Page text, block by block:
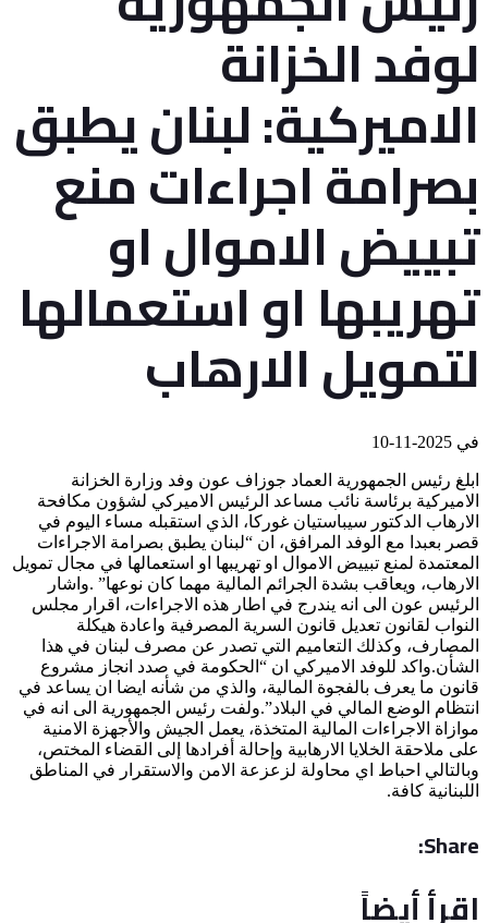
لوفد الخزانة
الاميركية: لبنان يطبق
بصرامة اجراءات منع
تبييض الاموال او
تهريبها او استعمالها
لتمويل الارهاب
في
ابلغ رئيس الجمهورية العماد جوزاف عون وفد وزارة الخزانة
الاميركية برئاسة نائب مساعد الرئيس الاميركي لشؤون مكافحة
الارهاب الدكتور سيباستيان غوركا، الذي استقبله مساء اليوم في
قصر بعبدا مع الوفد المرافق، ان “لبنان يطبق بصرامة الاجراءات
المعتمدة لمنع تبييض الاموال او تهريبها او استعمالها في مجال تمويل
الارهاب، ويعاقب بشدة الجرائم المالية مهما كان نوعها” .واشار
الرئيس عون الى انه يندرج في اطار هذه الاجراءات، اقرار مجلس
النواب لقانون تعديل قانون السرية المصرفية واعادة هيكلة
المصارف، وكذلك التعاميم التي تصدر عن مصرف لبنان في هذا
الشأن.واكد للوفد الاميركي ان “الحكومة في صدد انجاز مشروع
قانون ما يعرف بالفجوة المالية، والذي من شأنه ايضا ان يساعد في
انتظام الوضع المالي في البلاد”.ولفت رئيس الجمهورية الى انه في
موازاة الاجراءات المالية المتخذة، يعمل الجيش والأجهزة الامنية
على ملاحقة الخلايا الارهابية وإحالة أفرادها إلى القضاء المختص،
وبالتالي احباط اي محاولة لزعزعة الامن والاستقرار في المناطق
اللبنانية كافة.
Share:
اقرأ أيضاً